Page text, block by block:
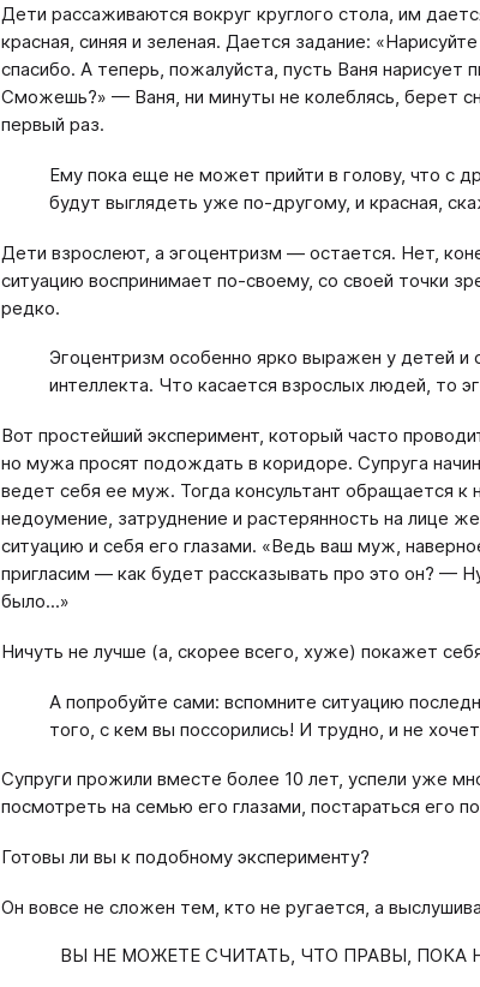
Дети рассаживаются вокруг круглого стола, им
красная, синяя и зеленая. Дается задание:
спасибо. А теперь, пожалуйста, пусть Ваня
Сможешь?» — Ваня, ни минуты не колеблясь, берет
первый раз.
Ему пока еще не может прийти в голову, что с
будут выглядеть уже по-другому, и красная,
Дети взрослеют, а эгоцентризм — остается. Нет,
ситуацию воспринимает по-своему, со своей точки
редко.
Эгоцентризм особенно ярко выражен у детей и
интеллекта. Что касается взрослых людей, то
Вот простейший эксперимент, который часто
но мужа просят подождать в коридоре. Супруга
ведет себя ее муж. Тогда консультант обращается
недоумение, затруднение и растерянность на лице
ситуацию и себя его глазами. «Ведь ваш муж,
пригласим — как будет рассказывать про это он? —
было...»
Ничуть не лучше (а, скорее всего, хуже) покажет
А попробуйте сами: вспомните ситуацию
того, с кем вы поссорились! И трудно, и не
Супруги прожили вместе более 10 лет, успели уже
посмотреть на семью его глазами, постараться его
Готовы ли вы к подобному эксперименту?
Он вовсе не сложен тем, кто не ругается, а
ВЫ НЕ МОЖЕТЕ СЧИТАТЬ, ЧТО ПРАВЫ,